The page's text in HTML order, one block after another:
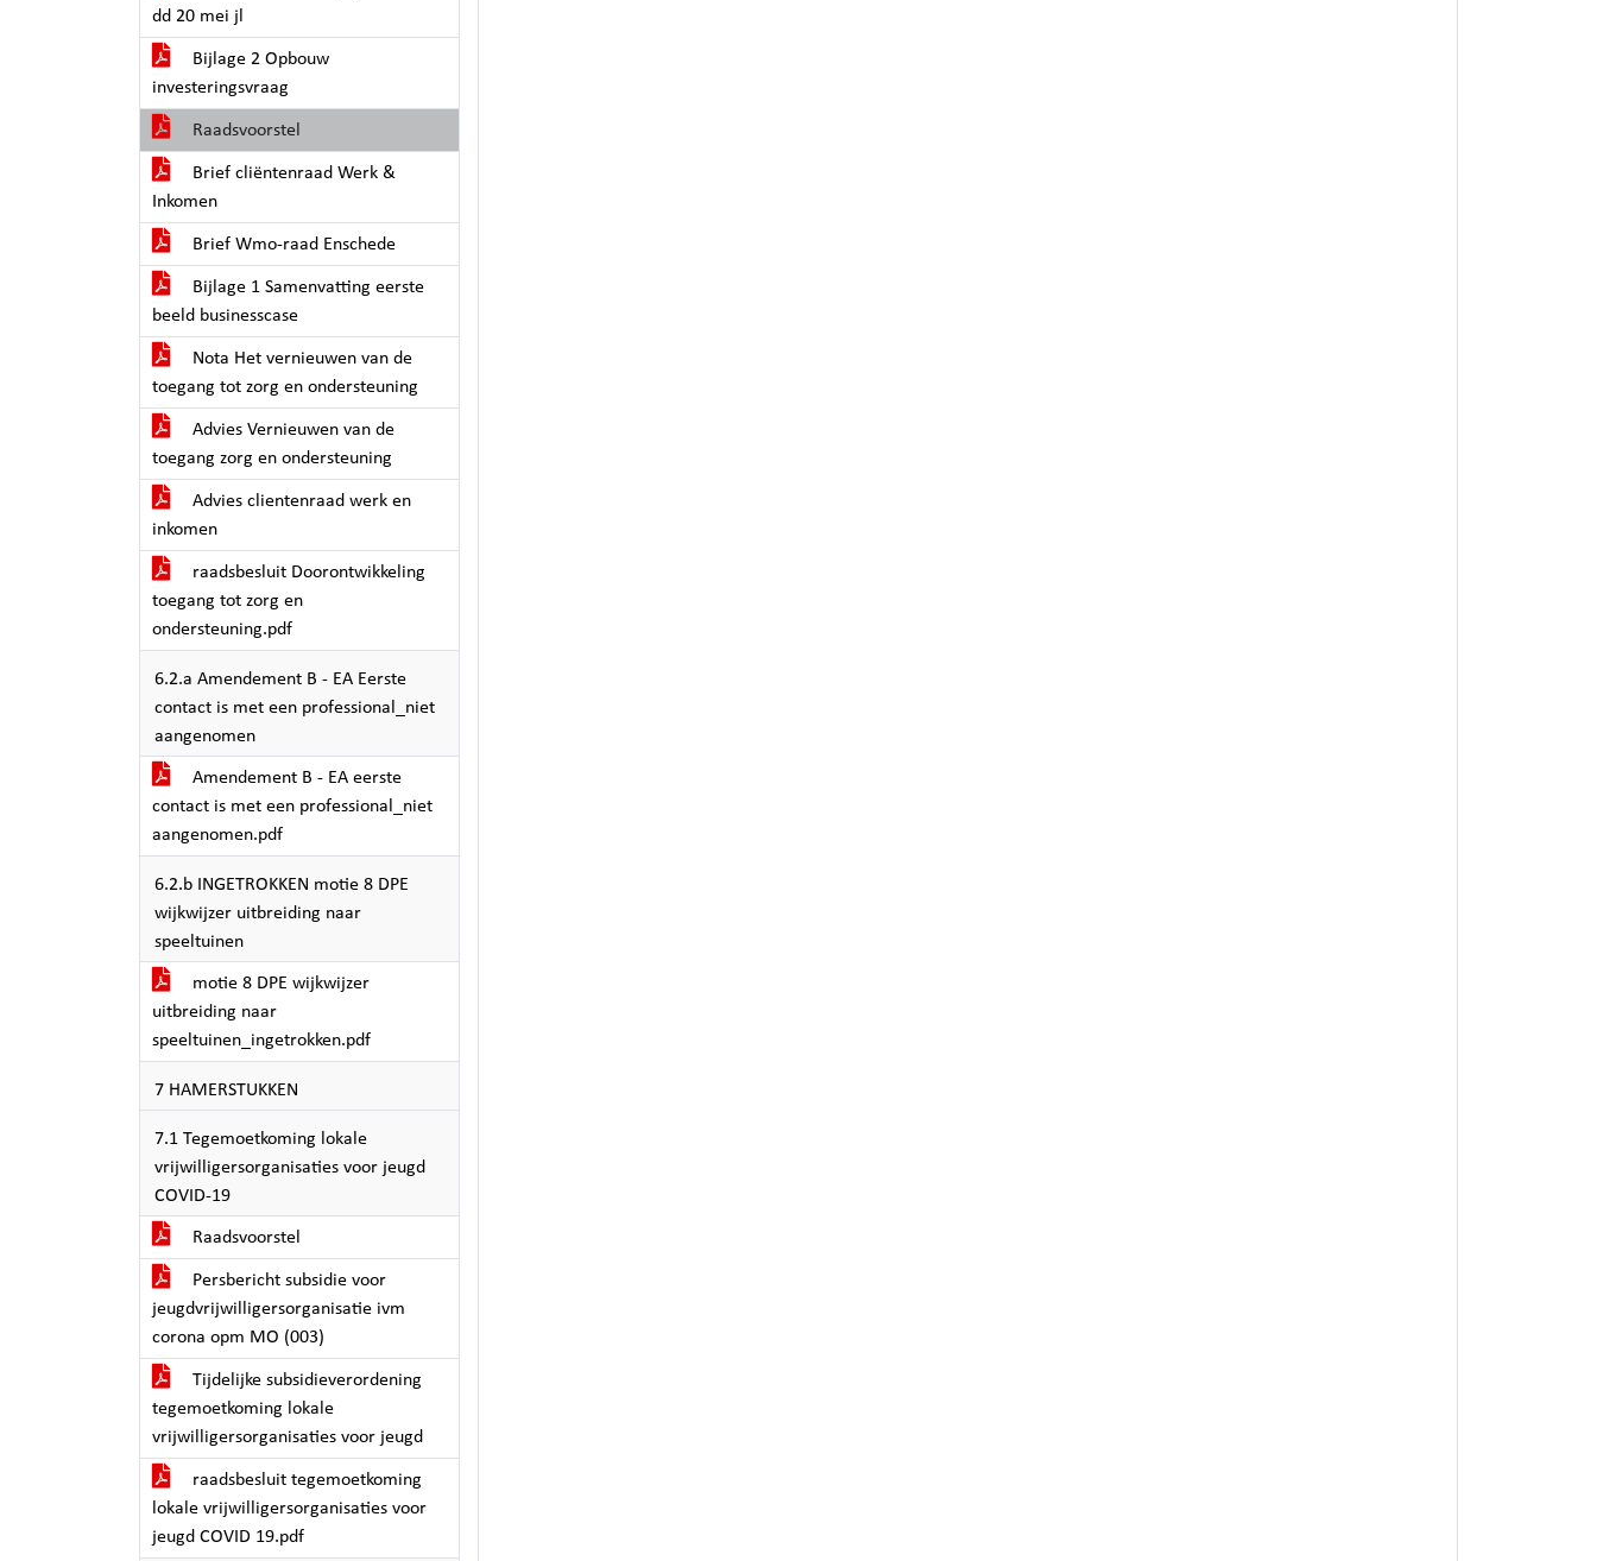
dd 20 mei jl
Bijlage 2 Opbouw
investeringsvraag
Raadsvoorstel
Brief cliëntenraad Werk &
Inkomen
Brief Wmo-raad Enschede
Bijlage 1 Samenvatting eerste
beeld businesscase
Nota Het vernieuwen van de
toegang tot zorg en ondersteuning
Advies Vernieuwen van de
toegang zorg en ondersteuning
Advies clientenraad werk en
inkomen
raadsbesluit Doorontwikkeling
toegang tot zorg en
ondersteuning.pdf
6.2.a Amendement B - EA Eerste
contact is met een professional_niet
aangenomen
Amendement B - EA eerste
contact is met een professional_niet
aangenomen.pdf
6.2.b INGETROKKEN motie 8 DPE
wijkwijzer uitbreiding naar
speeltuinen
motie 8 DPE wijkwijzer
uitbreiding naar
speeltuinen_ingetrokken.pdf
7 HAMERSTUKKEN
7.1 Tegemoetkoming lokale
vrijwilligersorganisaties voor jeugd
COVID-19
Raadsvoorstel
Persbericht subsidie voor
jeugdvrijwilligersorganisatie ivm
corona opm MO (003)
Tijdelijke subsidieverordening
tegemoetkoming lokale
vrijwilligersorganisaties voor jeugd
raadsbesluit tegemoetkoming
lokale vrijwilligersorganisaties voor
jeugd COVID 19.pdf